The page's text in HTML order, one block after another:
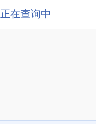
正在查询中